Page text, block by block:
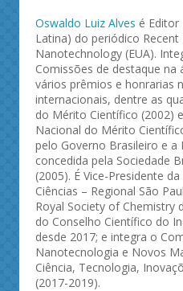
Oswaldo Luiz Alves é Editor
Latina) do periódico Recent
Nanotechnology (EUA).
Comissões de destaque na
vários prêmios e honrarias
internacionais, dentre as
do Mérito Científico (2002)
Nacional do Mérito
pelo Governo Brasileiro e a
concedida pela Sociedade
(2005). É Vice-Presidente
Ciências – Regional São
Royal Society of Chemistry
do Conselho Científico do
desde 2017; e integra o
Nanotecnologia e Novos
Ciência, Tecnologia,
(2017-2019).